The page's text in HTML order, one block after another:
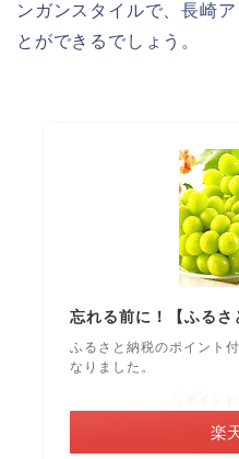
ンガンスタイルで、長崎
とができるでしょう。
忘れる前に！【ふるさ
ふるさと納税のポイント
なりました。
楽